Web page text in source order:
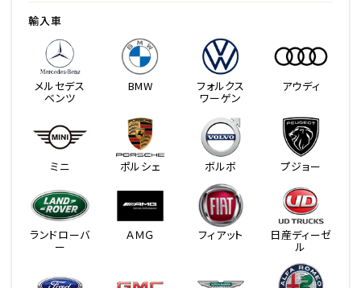
輸入車
メルセデス
ベンツ
BMW フォルクス
ワーゲン
アウディ
ミニ ポルシェ ボルボ プジョー
ランドローバ
ー
ＡＭＧ フィアット 日産ディーゼ
ル